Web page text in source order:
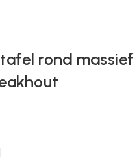
rond massief